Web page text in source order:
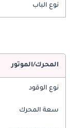
نوع الباب
المحرك/الموتور
نوع الوقود
سعة المحرك